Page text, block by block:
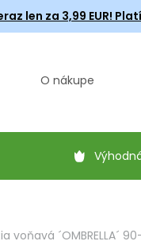
len za 3,99 EUR!
O nákupe
voňavá ´OMBRELLA´